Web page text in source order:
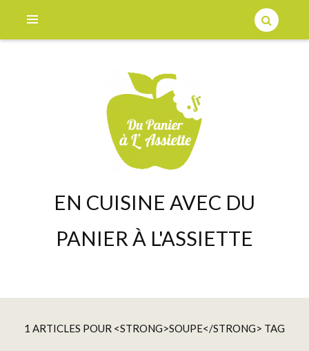
EN CUISINE AVEC DU
PANIER À L'ASSIETTE
1 ARTICLES POUR <STRONG>SOUPE</STRONG> TAG